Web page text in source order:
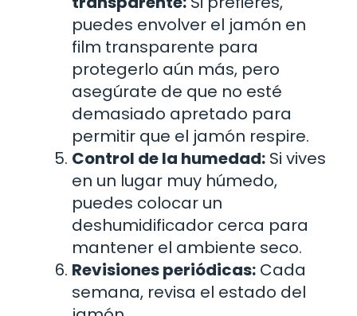
puedes envolver el jamón en
film transparente para
protegerlo aún más, pero
asegúrate de que no esté
demasiado apretado para
permitir que el jamón respire.
Control de la humedad: Si vives
en un lugar muy húmedo,
puedes colocar un
deshumidificador cerca para
mantener el ambiente seco.
Revisiones periódicas: Cada
semana, revisa el estado del